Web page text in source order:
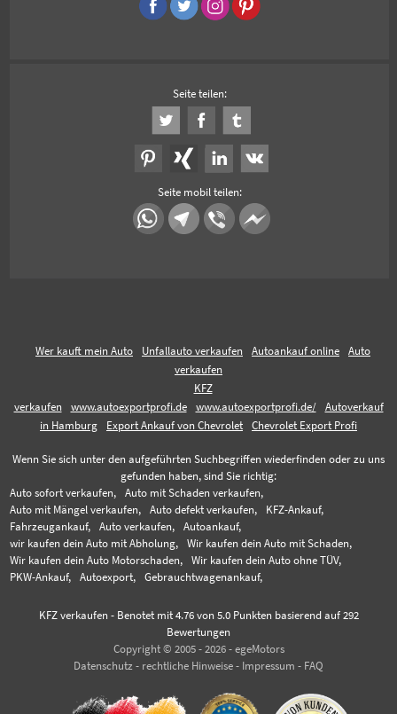
Seite teilen:
Seite mobil teilen:
Wer kauft mein Auto Unfallauto verkaufen Autoankauf online
Auto
verkaufen
KFZ
verkaufen
www.autoexportprofi.de www.autoexportprofi.de/
Autoverkauf
in Hamburg
Export Ankauf von Chevrolet Chevrolet Export Profi
Wenn Sie sich unter den aufgeführten Suchbegriffen wiederfinden oder zu uns
gefunden haben, sind Sie richtig:
Auto sofort verkaufen,
Auto mit Schaden verkaufen,
Auto mit Mängel verkaufen,
Auto defekt verkaufen,
KFZ-Ankauf,
Fahrzeugankauf,
Auto verkaufen,
Autoankauf,
wir kaufen dein Auto mit Abholung,
Wir kaufen dein Auto mit Schaden,
Wir kaufen dein Auto Motorschaden,
Wir kaufen dein Auto ohne TÜV,
PKW-Ankauf,
Autoexport, Gebrauchtwagenankauf,
KFZ verkaufen- Benotet mit 4.76von 5.0 Punkten basierend auf 292
Bewertungen
Copyright © 2005 - 2026 - egeMotors
Datenschutz - rechtliche Hinweise - Impressum - FAQ